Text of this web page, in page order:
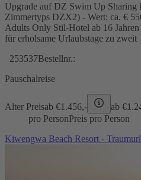
Upgrade auf DZ Swim Up Sharing
Zimmertyps DZX2) - Wert: ca. €
Adults Only Stil-Hotel ab 16
für erholsame Urlaubstage zu zweit
253537Bestellnr.:
Pauschalreise
Alter Preisab €1.456,- ab €
pro PersonPreis pro Person
Kiwengwa Beach Resort -